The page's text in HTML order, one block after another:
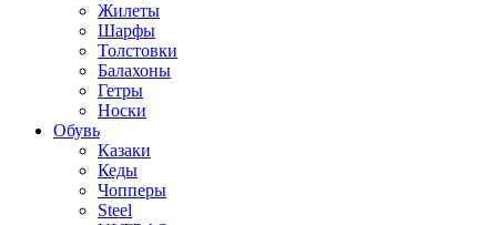
Жилеты
Шарфы
Толстовки
Балахоны
Гетры
Носки
Обувь
Казаки
Кеды
Чопперы
Steel